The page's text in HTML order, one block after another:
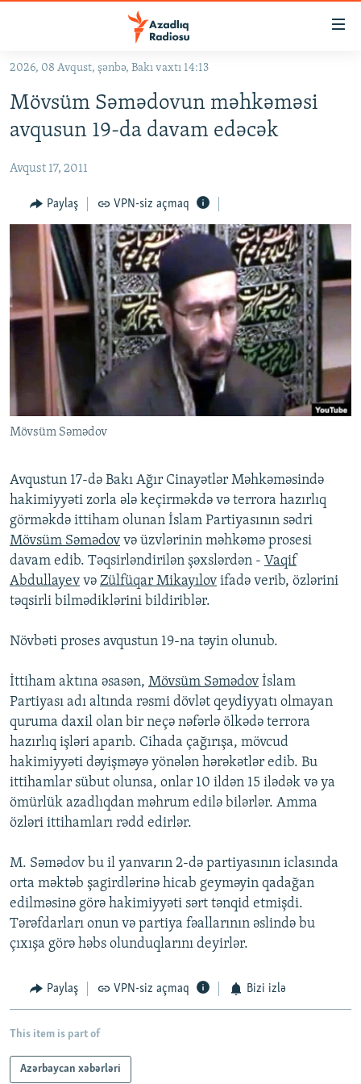
Əsas
qayıt
Əsas
naviqasiyaya
qayıt
KORRUPSIOMETR
#ƏSLINDƏ
FƏRQƏ BAX
QANUNI DOĞRU
ARAŞDIRMA
MULTIMEDIA
VIDEO
FOTOQALEREYA
İNFOQRAFIKA
KARIKATURA
RADIO ARXIV
OXU ZALI
AZƏRBAYCAN ƏDƏBIYYATI KITABXANASI
İSLAM VƏ DEMOKRATIYA
İZ - MƏDƏNIYYƏT PROQRAMI
HAQQIMIZDA
MISSIYAMIZ
PEŞƏ ETIKASI VƏ JURNALISTIKA STANDARTLARIMIZ
MATERIALLARIMIZDAN ISTIFADƏ
BIZIMLƏ ƏLAQƏ
XƏBƏR BÜLLETENLƏRIMIZ
BIZI IZLƏ
2026, 08 Avqust, şənbə, Bakı vaxtı 14:13
Mövsüm Səmədovun məhkəməsi
avqusun 19-da davam edəcək
Avqust 17, 2011
Paylaş VPN-siz açmaq
Mövsüm Səmədov
Avqustun 17-də Bakı Ağır Cinayətlər Məhkəməsində
hakimiyyəti zorla ələ keçirməkdə və terrora hazırlıq
görməkdə ittiham olunan İslam Partiyasının sədri
Mövsüm Səmədov və üzvlərinin məhkəmə prosesi
davam edib. Təqsirləndirilən şəxslərdən - Vaqif
Abdullayev və Zülfüqar Mikayılov ifadə verib, özlərini
təqsirli bilmədiklərini bildiriblər.
Növbəti proses avqustun 19-na təyin olunub.
İttiham aktına əsasən, Mövsüm Səmədov İslam
Partiyası adı altında rəsmi dövlət qeydiyyatı olmayan
quruma daxil olan bir neçə nəfərlə ölkədə terrora
hazırlıq işləri aparıb. Cihada çağırışa, mövcud
hakimiyyəti dəyişməyə yönələn hərəkətlər edib. Bu
ittihamlar sübut olunsa, onlar 10 ildən 15 ilədək və ya
ömürlük azadlıqdan məhrum edilə bilərlər. Amma
özləri ittihamları rədd edirlər.
M. Səmədov bu il yanvarın 2-də partiyasının iclasında
orta məktəb şagirdlərinə hicab geyməyin qadağan
edilməsinə görə hakimiyyəti sərt tənqid etmişdi.
Tərəfdarları onun və partiya fəallarının əslində bu
çıxışa görə həbs olunduqlarını deyirlər.
Paylaş VPN-siz açmaq Bizi izlə
This item is part of
Azərbaycan xəbərləri